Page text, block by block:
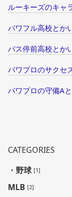
ルーキーズのキャ
パワフル高校とか
バス停前高校とか
パワプロのサクセ
パワプロの守備A
CATEGORIES
・野球 [1]
MLB [2]